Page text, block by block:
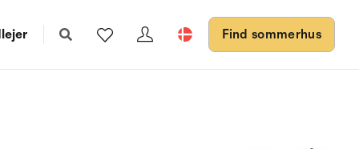
Find sommerhus